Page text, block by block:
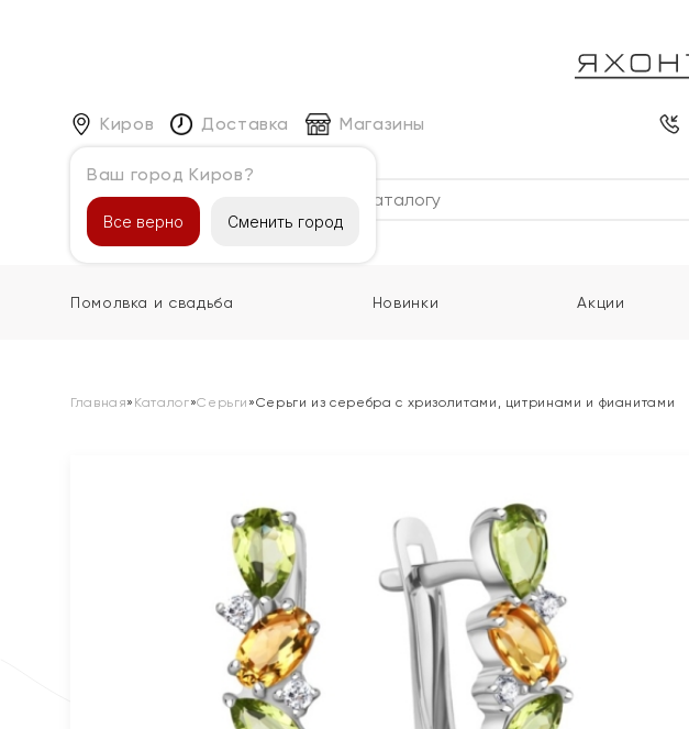
Киров
Ваш город Киров?
Все верно Сменить город
Доставка Магазины
Каталог
Помолвка и свадьба Новинки Акции
Главная» Каталог»Серьги »Серьги из серебра с хризолитами, цитринами и фианитами